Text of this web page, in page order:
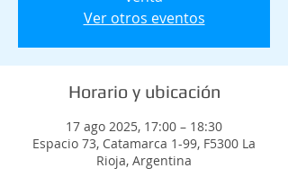
Ver otros eventos
Horario y ubicación
17 ago 2025, 17:00 – 18:30
Espacio 73, Catamarca 1-99, F5300 La
Rioja, Argentina